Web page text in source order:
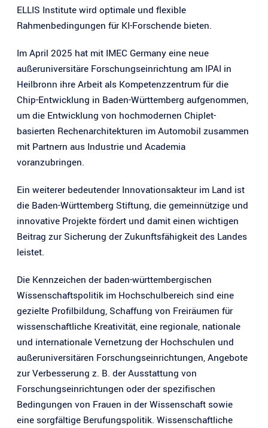
ELLIS Institute wird optimale und flexible
Rahmenbedingungen für KI-Forschende bieten.
Im April 2025 hat mit IMEC Germany eine neue
außeruniversitäre Forschungseinrichtung am IPAI in
Heilbronn ihre Arbeit als Kompetenzzentrum für die
Chip-Entwicklung in Baden-Württemberg aufgenommen,
um die Entwicklung von hochmodernen Chiplet-
basierten Rechenarchitekturen im Automobil zusammen
mit Partnern aus Industrie und Academia
voranzubringen.
Ein weiterer bedeutender Innovationsakteur im Land ist
die Baden-Württemberg Stiftung, die gemeinnützige und
innovative Projekte fördert und damit einen wichtigen
Beitrag zur Sicherung der Zukunftsfähigkeit des Landes
leistet.
Die Kennzeichen der baden-württembergischen
Wissenschaftspolitik im Hochschulbereich sind eine
gezielte Profilbildung, Schaffung von Freiräumen für
wissenschaftliche Kreativität, eine regionale, nationale
und internationale Vernetzung der Hochschulen und
außeruniversitären Forschungseinrichtungen, Angebote
zur Verbesserung z. B. der Ausstattung von
Forschungseinrichtungen oder der spezifischen
Bedingungen von Frauen in der Wissenschaft sowie
eine sorgfältige Berufungspolitik. Wissenschaftliche